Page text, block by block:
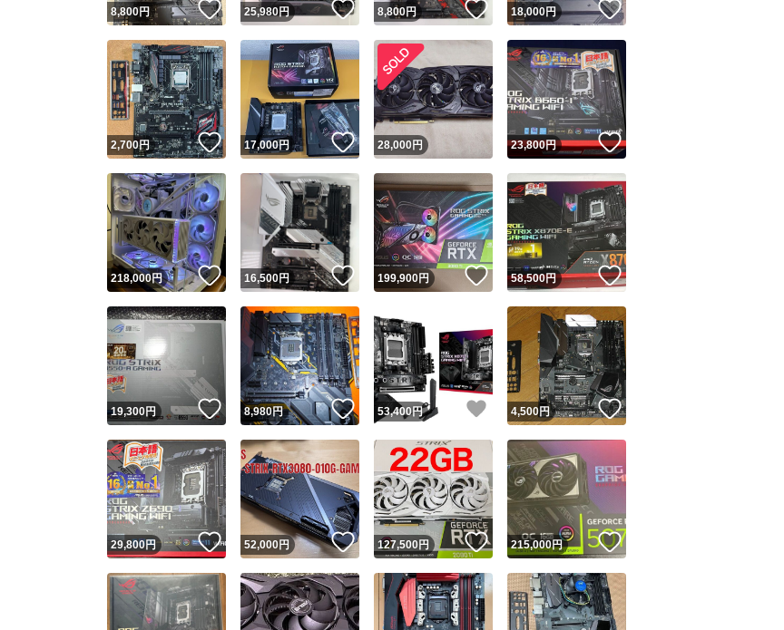
8,800円 いいね！
25,980円 いいね！
8,800円 いいね！
18,000円 いいね！
2,700円 いいね！
17,000円 いいね！
28,000円 23,800円 いいね！
218,000円 いいね！
16,500円 いいね！
199,900円 いいね！
58,500円 いいね！
19,300円 いいね！
8,980円 いいね！
53,400円 いいね！
4,500円 いいね！
29,800円 いいね！
52,000円 いいね！
127,500円 いいね！
215,000円 いいね！